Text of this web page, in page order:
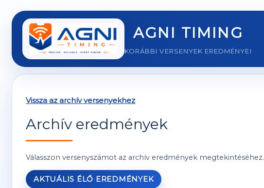
AGNI TIMING
KORÁBBI VERSENYEK EREDMÉNYEI
Vissza az archív versenyekhez
Archív eredmények
Válasszon versenyszámot az archív eredmények megtekintéséhez.
AKTUÁLIS ÉLŐ EREDMÉNYEK